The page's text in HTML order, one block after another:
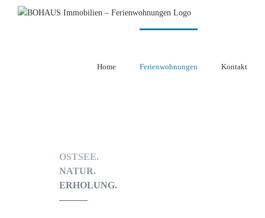
Home Ferienwohnungen Kontakt
OSTSEE.
NATUR.
ERHOLUNG.
———